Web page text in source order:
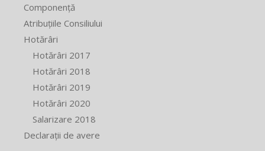
Componență
Atribuțiile Consiliului
Hotărâri
Hotărâri 2017
Hotărâri 2018
Hotărâri 2019
Hotărâri 2020
Salarizare 2018
Declarații de avere